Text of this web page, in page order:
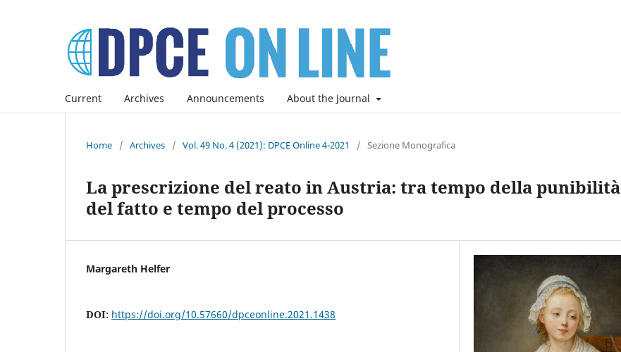
Current Archives Announcements About the Journal
Home / Archives / Vol. 49 No. 4 (2021): DPCE Online 4-2021 / Sezione Monografica
La prescrizione del reato in Austria: tra tempo della punibilità
del fatto e tempo del processo
Margareth Helfer
DOI: https://doi.org/10.57660/dpceonline.2021.1438